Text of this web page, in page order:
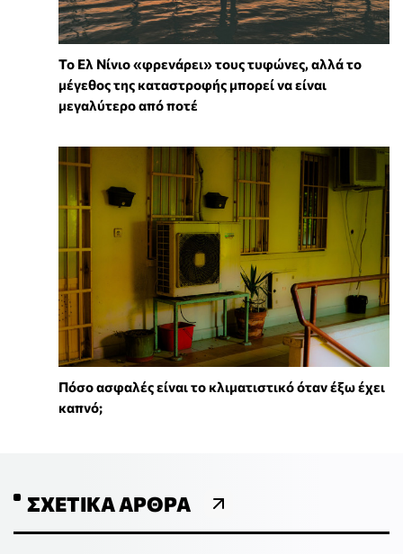
Το Ελ Νίνιο «φρενάρει» τους τυφώνες, αλλά το
μέγεθος της καταστροφής μπορεί να είναι
μεγαλύτερο από ποτέ
Πόσο ασφαλές είναι το κλιματιστικό όταν έξω έχει
καπνό;
ΣΧΕΤΙΚΆ ΆΡΘΡΑ